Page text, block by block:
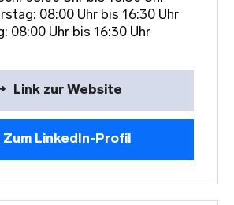
08:00 Uhr bis 16:30 Uhr
08:00 Uhr bis 16:30 Uhr
Link zur Website
Zum LinkedIn-Profil